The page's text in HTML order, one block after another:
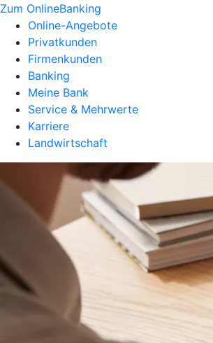
Zum OnlineBanking
Online-Angebote
Privatkunden
Firmenkunden
Banking
Meine Bank
Service & Mehrwerte
Karriere
Landwirtschaft